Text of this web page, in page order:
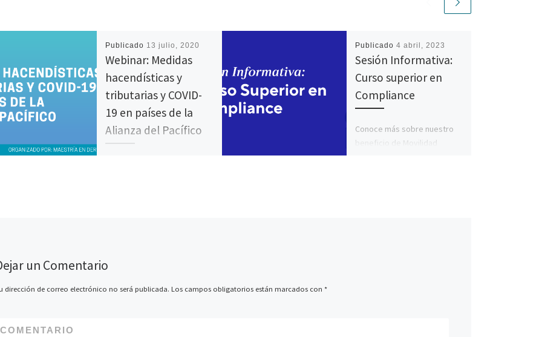
Publicado 13 julio, 2020
Webinar: Medidas
hacendísticas y
tributarias y COVID-
19 en países de la
Alianza del Pacífico
Publicado 4 abril, 2023
Sesión Informativa:
Curso superior en
Compliance
Conoce más sobre nuestro
beneficio de Movilidad
un Comentario
dirección de correo electrónico no será publicada. Los campos obligatorios están marcados con *
COMENTARIO